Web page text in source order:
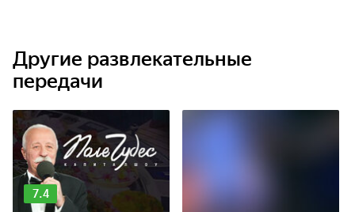
Другие развлекательные
передачи
7.4